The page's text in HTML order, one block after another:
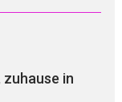
zuhause in